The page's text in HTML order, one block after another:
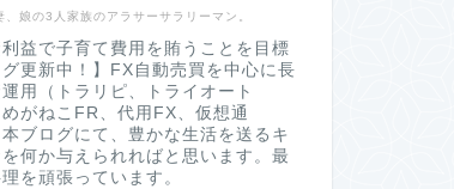
、娘の3人家族のアラサーサラリーマン。
利益で子育て費用を賄うことを目標
更新中！】FX自動売買を中心に長
用（トラリピ、トライオート
がねこFR、代用FX、仮想通
ブログにて、豊かな生活を送るキ
を何か与えられればと思います。最
を頑張っています。